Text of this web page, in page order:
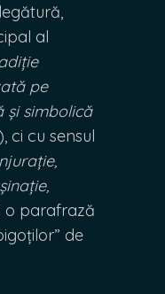
al
pe
și simbolică
ci cu sensul
o parafrază
de